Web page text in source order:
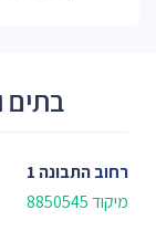
בתים
רחובהתבונה 1
מיקוד 8850545